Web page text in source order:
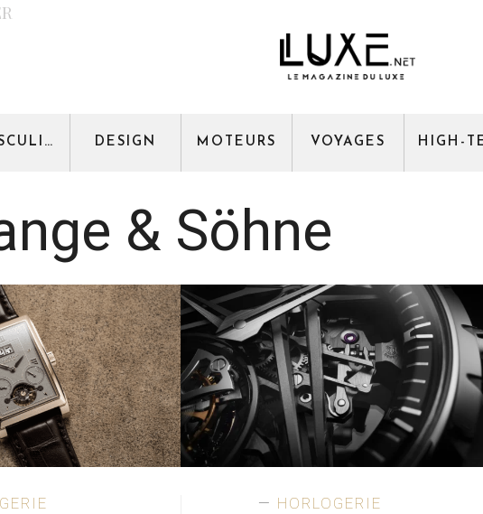
MASCULIN DESIGN MOTEURS VOYAGES
& Söhne
HORLOGERIE